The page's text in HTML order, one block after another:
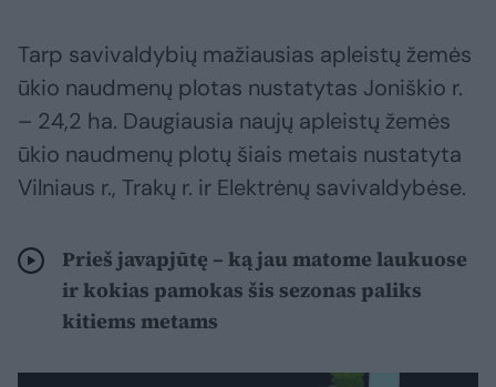
Tarp savivaldybių mažiausias apleistų žemės
ūkio naudmenų plotas nustatytas Joniškio r.
– 24,2 ha. Daugiausia naujų apleistų žemės
ūkio naudmenų plotų šiais metais nustatyta
Vilniaus r., Trakų r. ir Elektrėnų savivaldybėse.
Prieš javapjūtę – ką jau matome laukuose
ir kokias pamokas šis sezonas paliks
kitiems metams